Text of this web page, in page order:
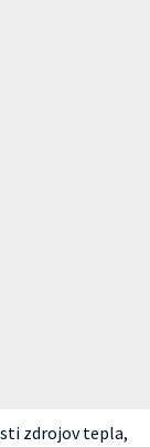
zdrojov tepla,